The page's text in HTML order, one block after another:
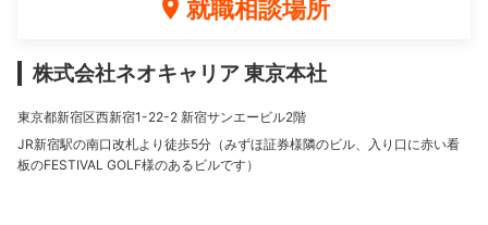
就職相談場所
株式会社ネオキャリア 東京本社
東京都新宿区西新宿1-22-2 新宿サンエービル2階
JR新宿駅の南口改札より徒歩5分（みずほ証券様隣のビル、入り口に赤い看
板のFESTIVAL GOLF様のあるビルです）